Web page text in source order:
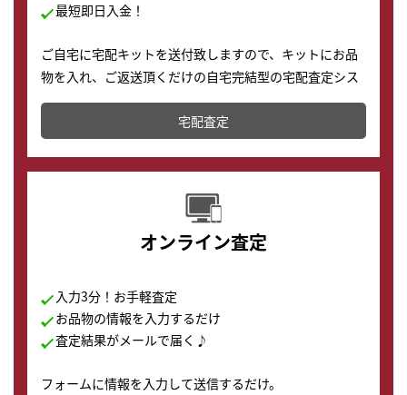
最短即日入金！
ご自宅に宅配キットを送付致しますので、キットにお品
物を入れ、ご返送頂くだけの自宅完結型の宅配査定シス
テムです。
配送でも簡単&安全に査定・買取に出すことが可能で
す。
宅配査定
オンライン査定
入力3分！お手軽査定
お品物の情報を入力するだけ
査定結果がメールで届く♪
フォームに情報を入力して送信するだけ。